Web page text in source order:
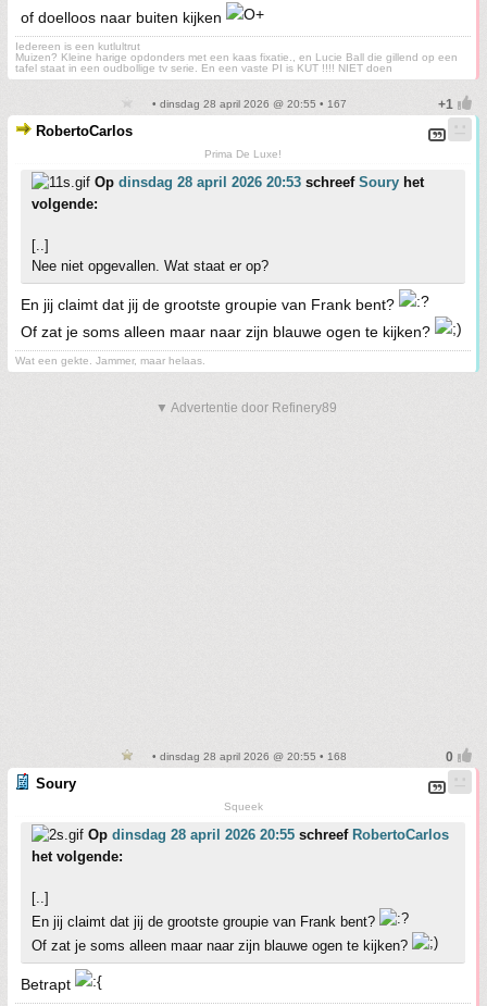
of doelloos naar buiten kijken
Iedereen is een kutlultrut
Muizen? Kleine harige opdonders met een kaas fixatie., en Lucie Ball die gillend op een
tafel staat in een oudbollige tv serie. En een vaste PI is KUT !!!! NIET doen
• dinsdag 28 april 2026 @ 20:55 • 167
RobertoCarlos
Prima De Luxe!
Op dinsdag 28 april 2026 20:53 schreef Soury het
volgende:
[..]
Nee niet opgevallen. Wat staat er op?
En jij claimt dat jij de grootste groupie van Frank bent?
Of zat je soms alleen maar naar zijn blauwe ogen te kijken?
Wat een gekte. Jammer, maar helaas.
▼ Advertentie door Refinery89
• dinsdag 28 april 2026 @ 20:55 • 168
Soury
Squeek
Op dinsdag 28 april 2026 20:55 schreef RobertoCarlos
het volgende:
[..]
En jij claimt dat jij de grootste groupie van Frank bent?
Of zat je soms alleen maar naar zijn blauwe ogen te kijken?
Betrapt